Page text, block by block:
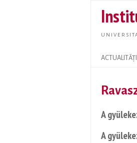
ACTUALITĂȚI
Search form
A
A